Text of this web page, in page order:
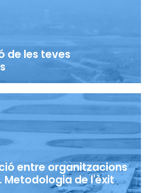
de les teves
entre organitzacions
Metodologia de l'èxit